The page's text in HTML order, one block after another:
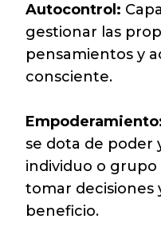
Autocontrol:
gestionar las
pensamientos y
consciente.
se dota de poder
individuo o
tomar decisiones
beneficio.